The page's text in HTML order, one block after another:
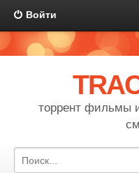
Войти
торрент фильмы